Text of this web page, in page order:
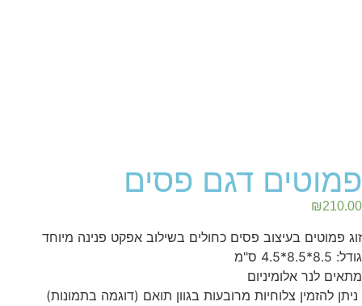
פמוטים דגם פסים
₪210.00
זוג פמוטים בעיצוב פסים כחולים בשילוב אפקט פנינה מיוחד
גודל: 8.5*8.5*4.5 ס"מ
מתאים לנר אלומיניום
ניתן להזמין צלוחיות מרובעות בגוון תואם (דוגמה בתמונות)